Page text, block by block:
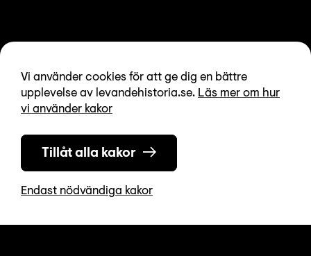
Vi använder cookies för att ge dig en bättre
upplevelse av levandehistoria.se. Läs mer om hur
vi använder kakor
Tillåt alla kakor
Endast nödvändiga kakor